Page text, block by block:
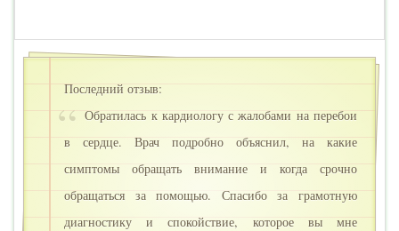
Последний отзыв:
Обратилась к кардиологу с жалобами на перебои
в сердце. Врач подробно объяснил, на какие
симптомы обращать внимание и когда срочно
обращаться за помощью. Спасибо за грамотную
диагностику и спокойствие, которое вы мне